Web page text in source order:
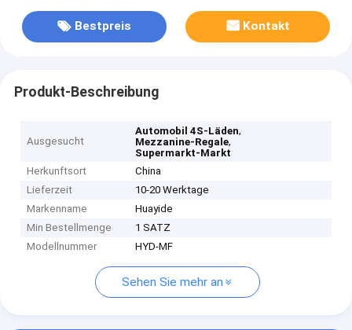
Bestpreis Kontakt
Produkt-Beschreibung
Ausgesucht
Automobil 4S-Läden,
Mezzanine-Regale,
Supermarkt-Markt
Herkunftsort
China
Lieferzeit
10-20 Werktage
Markenname
Huayide
Min Bestellmenge
1 SATZ
Modellnummer
HYD-MF
Sehen Sie mehr an